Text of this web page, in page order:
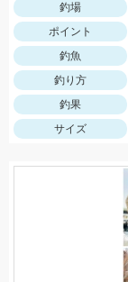
釣場
ポイント
釣魚
釣り方
釣果
サイズ